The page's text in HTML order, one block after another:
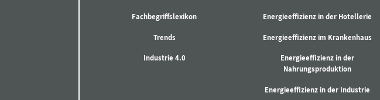
Fachbegriffslexikon
Trends
Industrie 4.0
Energieeffizienz in der Hotellerie
Energieeffizienz im Krankenhaus
Energieeffizienz in der
Nahrungsproduktion
Energieeffizienz in der Industrie